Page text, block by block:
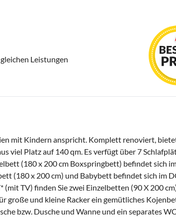
Leistungen
mit Kindern anspricht. Komplett renoviert,
viel Platz auf 140 qm. Es verfügt über 7
(180 x 200 cm Boxspringbett) befindet sich
(180 x 200 cm) und Babybett befindet sich im
TV) finden Sie zwei Einzelbetten (90 X 200
große und kleine Racker ein gemütliches
bzw. Dusche und Wanne und ein separates